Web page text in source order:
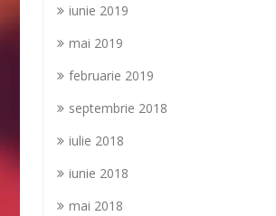
iunie 2019
mai 2019
februarie 2019
septembrie 2018
iulie 2018
iunie 2018
mai 2018